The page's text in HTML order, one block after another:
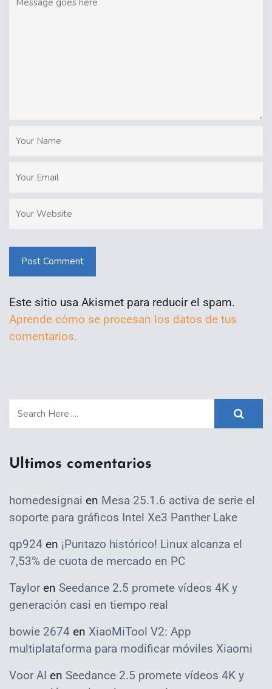
Post Comment
Este sitio usa Akismet para reducir el spam.
Aprende cómo se procesan los datos de tus
comentarios.
Ultimos comentarios
homedesignai en Mesa 25.1.6 activa de serie el
soporte para gráficos Intel Xe3 Panther Lake
qp924 en ¡Puntazo histórico! Linux alcanza el
7,53% de cuota de mercado en PC
Taylor en Seedance 2.5 promete vídeos 4K y
generación casi en tiempo real
bowie 2674 en XiaoMiTool V2: App
multiplataforma para modificar móviles Xiaomi
Voor AI en Seedance 2.5 promete vídeos 4K y